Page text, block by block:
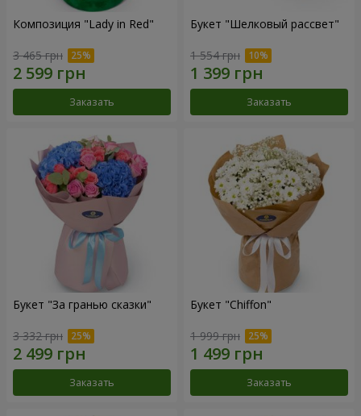
Композиция "Lady in Red"
3 465 грн
Заказать
Букет "Шелковый рассвет"
1 554 грн
Заказать
Букет "За гранью сказки"
3 332 грн
Заказать
Букет "Chiffon"
1 999 грн
Заказать